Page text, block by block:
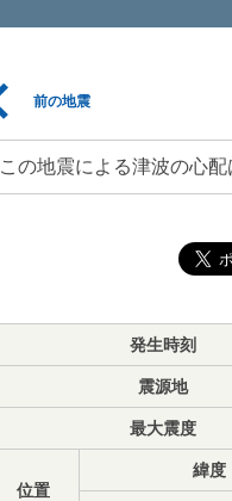
前の地震
この地震による津波の心配
発生時刻
震源地
最大震度
位置
緯度